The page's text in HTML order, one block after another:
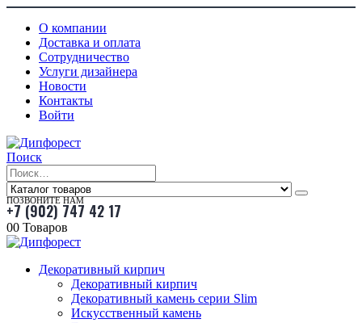
О компании
Доставка и оплата
Сотрудничество
Услуги дизайнера
Новости
Контакты
Войти
Поиск
ПОЗВОНИТЕ НАМ
+7 (902) 747 42 17
00 Товаров
Декоративный кирпич
Декоративный кирпич
Декоративный камень серии Slim
Искусственный камень